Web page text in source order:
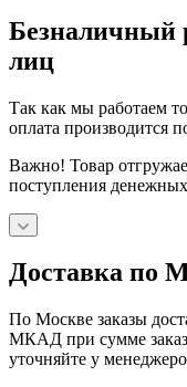
Безналичный
лиц
Так как мы работаем
оплата производится
Важно! Товар
поступления денежных
Доставка по
По Москве заказы
МКАД при сумме
уточняйте у